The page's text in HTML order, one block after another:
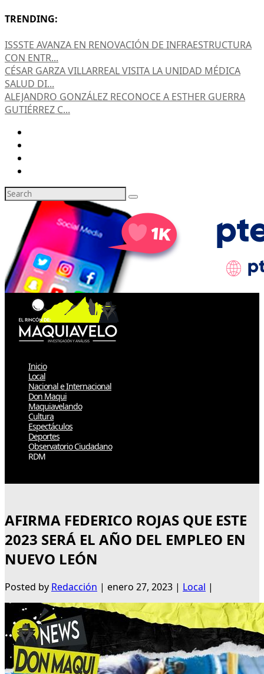
TRENDING:
ISSSTE AVANZA EN RENOVACIÓN DE INFRAESTRUCTURA
CON ENTR...
CÉSAR GARZA VILLARREAL VISITA LA UNIDAD MÉDICA
SALUD DI...
ALEJANDRO GONZÁLEZ RECONOCE A ESTHER GUERRA
GUTIÉRREZ C...
Inicio
Local
Nacional e Internacional
Don Maqui
Maquiavelando
Cultura
Espectáculos
Deportes
Observatorio Ciudadano
RDM
AFIRMA FEDERICO ROJAS QUE ESTE
2023 SERÁ EL AÑO DEL EMPLEO EN
NUEVO LEÓN
Posted by Redacción | enero 27, 2023 | Local |